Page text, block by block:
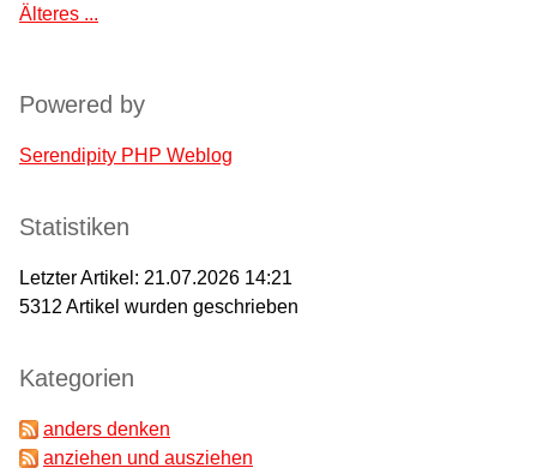
Älteres ...
Powered by
Serendipity PHP Weblog
Statistiken
Letzter Artikel: 21.07.2026 14:21
5312 Artikel wurden geschrieben
Kategorien
anders denken
anziehen und ausziehen